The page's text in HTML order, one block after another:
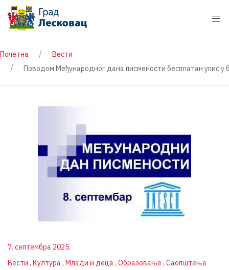
Почетна
Вести
Поводом Међународног дана писмености бесплатан упис у
7. септембра 2025.
Вести Култура Млади и деца Образовање Саопштења